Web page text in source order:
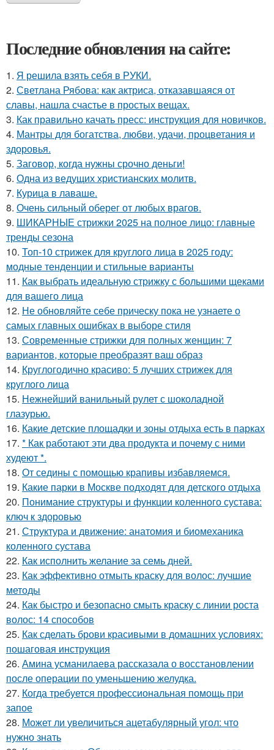
Последние обновления на сайте:
1. Я решила взять себя в РУКИ.
2. Светлана Рябова: как актриса, отказавшаяся от
славы, нашла счастье в простых вещах.
3. Как правильно качать пресс: инструкция для новичков.
4. Мантры для богатства, любви, удачи, процветания и
здоровья.
5. Заговор, когда нужны срочно деньги!
6. Одна из ведущих христианских молитв.
7. Курица в лаваше.
8. Очень сильный оберег от любых врагов.
9. ШИКАРНЫЕ стрижки 2025 на полное лицо: главные
тренды сезона
10. Топ-10 стрижек для круглого лица в 2025 году:
модные тенденции и стильные варианты
11. Как выбрать идеальную стрижку с большими щеками
для вашего лица
12. Не обновляйте себе прическу пока не узнаете о
самых главных ошибках в выборе стиля
13. Современные стрижки для полных женщин: 7
вариантов, которые преобразят ваш образ
14. Круглогодично красиво: 5 лучших стрижек для
круглого лица
15. Нежнейший ванильный рулет с шоколадной
глазурью.
16. Какие детские площадки и зоны отдыха есть в парках
17. * Как работают эти два продукта и почему с ними
худеют *.
18. От седины с помощью крапивы избавляемся.
19. Какие парки в Москве подходят для детского отдыха
20. Понимание структуры и функции коленного сустава:
ключ к здоровью
21. Структура и движение: анатомия и биомеханика
коленного сустава
22. Как исполнить желание за семь дней.
23. Как эффективно отмыть краску для волос: лучшие
методы
24. Как быстро и безопасно смыть краску с линии роста
волос: 14 способов
25. Как сделать брови красивыми в домашних условиях:
пошаговая инструкция
26. Амина усманилаева рассказала о восстановлении
после операции по уменьшению желудка.
27. Когда требуется профессиональная помощь при
запое
28. Может ли увеличиться ацетабулярный угол: что
нужно знать